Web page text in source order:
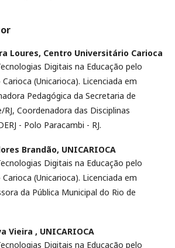
Loures, Centro Universitário Carioca
Digitais na Educação pelo
(Unicarioca). Licenciada em
Pedagógica da Secretaria de
RJ, Coordenadora das Disciplinas
- Polo Paracambi - RJ.
Brandão, UNICARIOCA
Digitais na Educação pelo
(Unicarioca). Licenciada em
da Pública Municipal do Rio de
Vieira , UNICARIOCA
Digitais na Educação pelo